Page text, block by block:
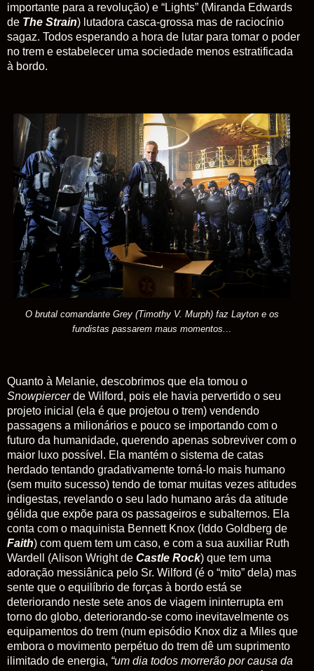
importante para a revolução) e “Lights” (Miranda Edwards
de The Strain) lutadora casca-grossa mas de raciocínio
sagaz. Todos esperando a hora de lutar para tomar o poder
no trem e estabelecer uma sociedade menos estratificada
à bordo.
O brutal comandante Grey (Timothy V. Murph) faz Layton e os
fundistas passarem maus momentos. ..
Quanto à Melanie, descobrimos que ela tomou o
Snowpiercerde Wilford, pois ele havia pervertido o seu
projeto inicial (ela é que projetou o trem) vendendo
passagens a milionários e pouco se importando com o
futuro da humanidade, querendo apenas sobreviver com o
maior luxo possível. Ela mantém o sistema de catas
herdado tentando gradativamente torná-lo mais humano
(sem muito sucesso) tendo de tomar muitas vezes atitudes
indigestas, revelando o seu lado humano arás da atitude
gélida que expõe para os passageiros e subalternos. Ela
conta com o maquinista Bennett Knox (Iddo Goldberg de
Faith) com quem tem um caso, e com a sua auxiliar Ruth
Wardell (Alison Wright de Castle Rock) que tem uma
adoração messiânica pelo Sr. Wilford (é o “mito” dela) mas
sente que o equilíbrio de forças à bordo está se
deteriorando neste sete anos de viagem ininterrupta em
torno do globo, deteriorando-se como inevitavelmente os
equipamentos do trem (num episódio Knox diz a Miles que
embora o movimento perpétuo do trem dê um suprimento
ilimitado de energia, “um dia todos morrerão por causa da